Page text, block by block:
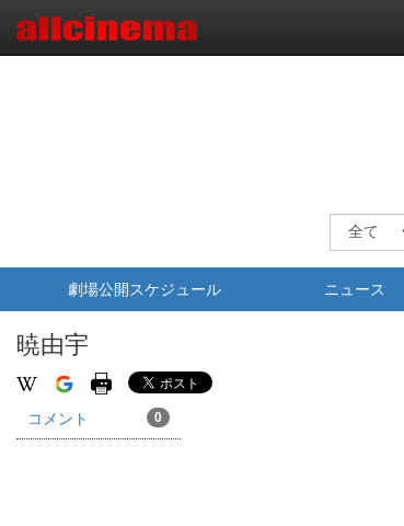
劇場公開スケジュール ニュース
暁由宇
コメント 0